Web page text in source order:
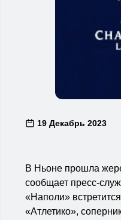
19 Декабрь 2023
В Ньоне прошла
сообщает пресс-
«Наполи»
«Атлетико»,